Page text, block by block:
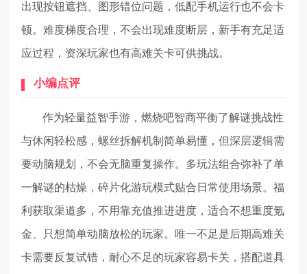
出现按钮遮挡、图形错位问题，低配手机运行也不会卡
顿。难度梯度合理，不会出现难度断层，新手有充足适
应过程，资深玩家也有高难关卡可供挑战。
小编点评
作为轻量益智手游，燃烧吧智商平衡了解谜挑战性
与休闲轻松感，螺丝拆解机制简单易懂，但深层逻辑需
要动脑规划，不会无脑重复操作。多玩法组合弥补了单
一解谜的枯燥，碎片化游玩模式贴合日常使用场景。福
利获取渠道多，不用靠充值推进进度，适合不想重度氪
金、只想简单动脑放松的玩家。唯一不足是后期高难关
卡需要反复试错，耐心不足的玩家容易卡关，搭配道具